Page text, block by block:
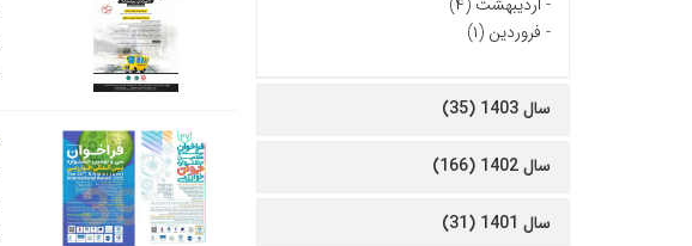
- فروردین (۱)
سال 1403 (35)
سال 1402 (166)
سال 1401 (31)